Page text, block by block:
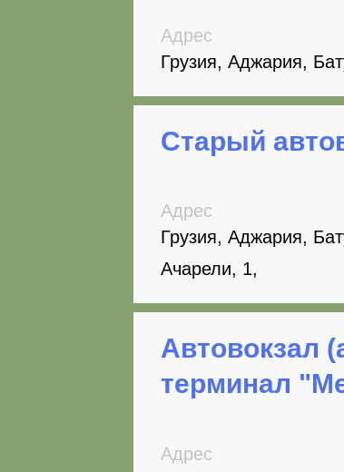
Адрес
Грузия, Аджария,
Старый
Адрес
Грузия, Аджария,
Ачарели, 1,
Автовокзал
терминал
Адрес